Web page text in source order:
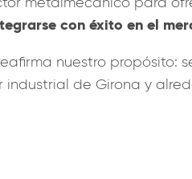
con éxito en el
nuestro propósito:
de Girona y